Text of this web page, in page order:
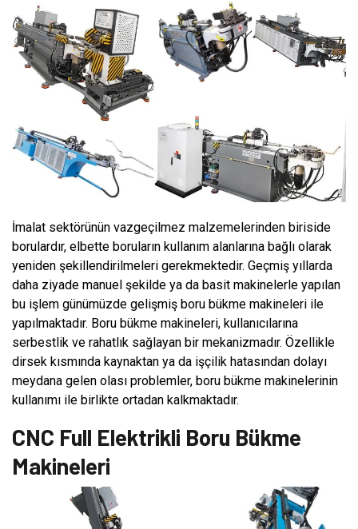
İmalat sektörünün vazgeçilmez malzemelerinden biriside
borulardır, elbette boruların kullanım alanlarına bağlı olarak
yeniden şekillendirilmeleri gerekmektedir. Geçmiş yıllarda
daha ziyade manuel şekilde ya da basit makinelerle yapılan
bu işlem günümüzde gelişmiş boru bükme makineleri ile
yapılmaktadır. Boru bükme makineleri, kullanıcılarına
serbestlik ve rahatlık sağlayan bir mekanizmadır. Özellikle
dirsek kısmında kaynaktan ya da işçilik hatasından dolayı
meydana gelen olası problemler, boru bükme makinelerinin
kullanımı ile birlikte ortadan kalkmaktadır.
CNC Full Elektrikli Boru Bükme
Makineleri